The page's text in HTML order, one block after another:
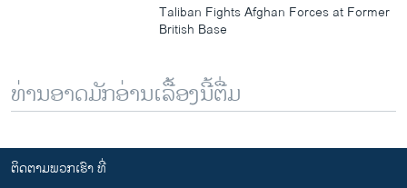
Taliban Fights Afghan Forces at Former
British Base
ທ່ານອາດມັກອ່ານເລື້ອງນີ້ຕື່ມ
ຕິດຕາມພວກເຮົາ ທີ່